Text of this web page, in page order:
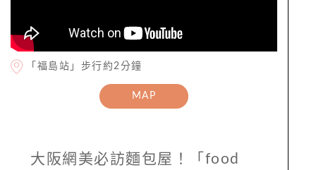
「福島站」步行約2分鐘
MAP
大阪網美必訪麵包屋！「food